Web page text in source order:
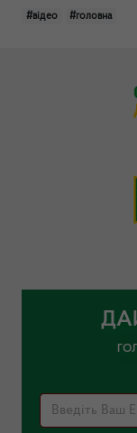
#відео #головна